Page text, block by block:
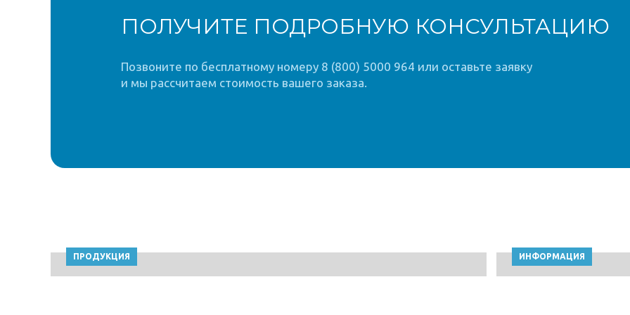
ПОЛУЧИТЕ ПОДРОБНУЮ КОНСУЛЬТАЦИЮ
Позвоните по бесплатному номеру 8 (800) 5000 964 или оставьте заявку
и мы рассчитаем стоимость вашего заказа.
ПРОДУКЦИЯ ИНФОРМАЦИЯ